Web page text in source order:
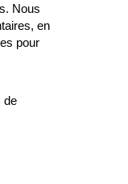
Nous
en
pour
de